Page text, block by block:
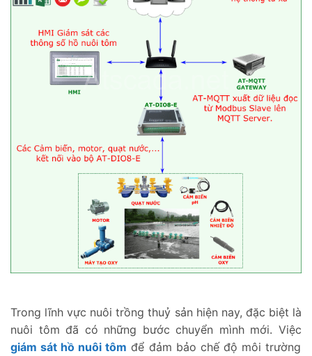
Trong lĩnh vực nuôi trồng thuỷ sản hiện nay, đặc biệt là
nuôi tôm đã có những bước chuyển mình mới. Việc
giám sát hồ nuôi tôm để đảm bảo chế độ môi trường